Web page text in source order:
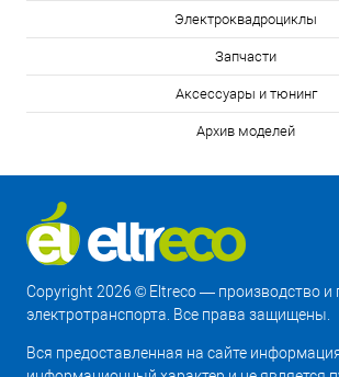
Электроквадроциклы
Запчасти
Аксессуары и тюнинг
Архив моделей
Copyright 2026 © Eltreco — производство и
электротранспорта. Все права защищены.
Вся предоставленная на сайте